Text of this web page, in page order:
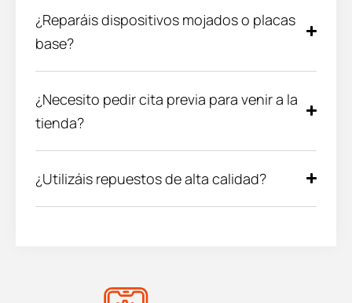
¿Reparáis dispositivos mojados o placas
base?
¿Necesito pedir cita previa para venir a la
tienda?
¿Utilizáis repuestos de alta calidad?